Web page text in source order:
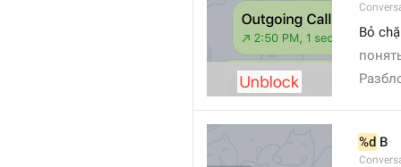
Bỏ
%d B